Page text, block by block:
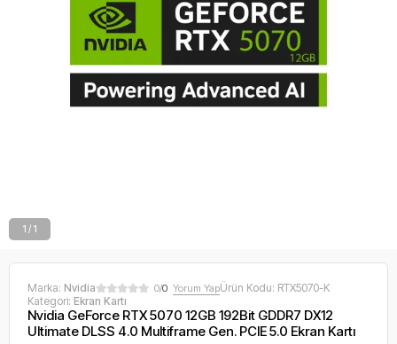
1 / 1
Marka: Nvidia 0/0 Yorum YapÜrün Kodu: RTX5070-K
Kategori: Ekran Kartı
Nvidia GeForce RTX 5070 12GB 192Bit GDDR7 DX12
Ultimate DLSS 4.0 Multiframe Gen. PCIE 5.0 Ekran Kartı